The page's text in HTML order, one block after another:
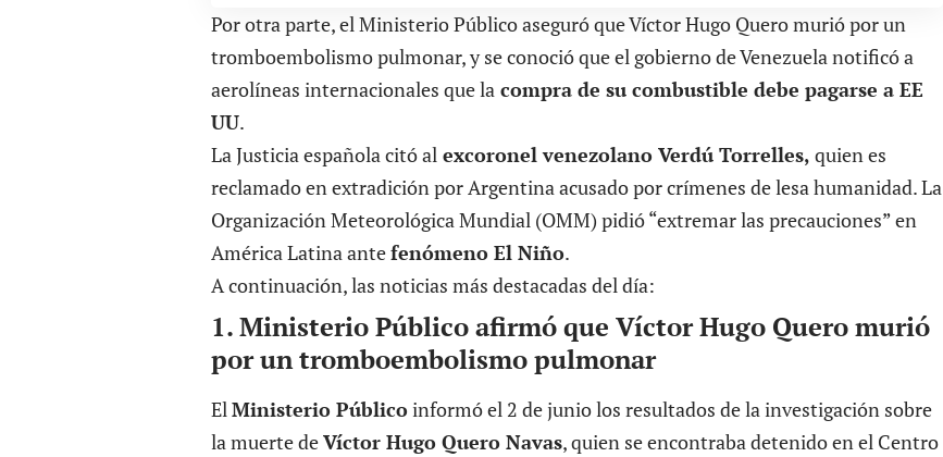
Por otra parte, el Ministerio Público aseguró que Víctor Hugo Quero murió por un
tromboembolismo pulmonar, y se conoció que el gobierno de Venezuela notificó a
aerolíneas internacionales que la compra de su combustible debe pagarse a EE
UU.
La Justicia española citó al excoronel venezolano Verdú Torrelles, quien es
reclamado en extradición por Argentina acusado por crímenes de lesa humanidad. La
Organización Meteorológica Mundial (OMM) pidió “extremar las precauciones” en
América Latina antefenómeno El Niño.
A continuación, las noticias más destacadas del día:
1. Ministerio Público afirmó que Víctor Hugo Quero murió
por un tromboembolismo pulmonar
ElMinisterio Públicoinformó el 2 de junio los resultados de la investigación sobre
la muerte deVíctor Hugo Quero Navas, quien se encontraba detenido en el Centro